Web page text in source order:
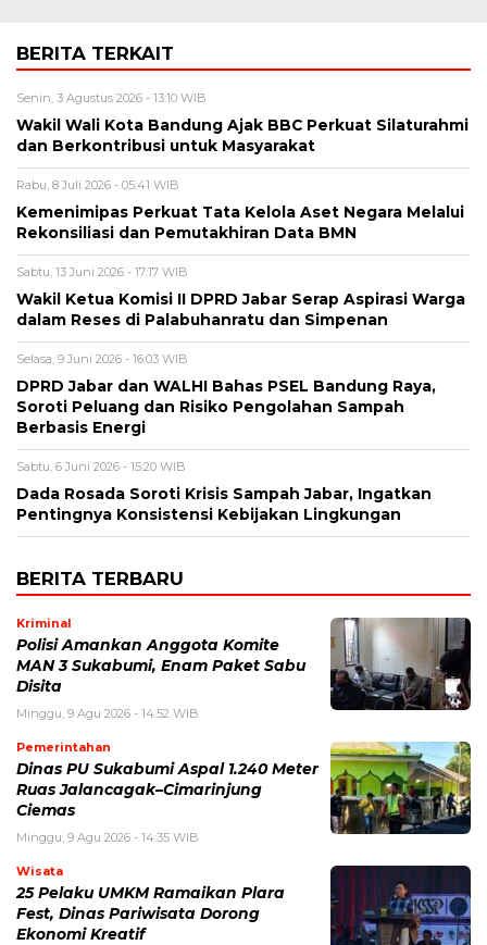
BERITA TERKAIT
Senin, 3 Agustus 2026 - 13:10 WIB
Wakil Wali Kota Bandung Ajak BBC Perkuat Silaturahmi
dan Berkontribusi untuk Masyarakat
Rabu, 8 Juli 2026 - 05:41 WIB
Kemenimipas Perkuat Tata Kelola Aset Negara Melalui
Rekonsiliasi dan Pemutakhiran Data BMN
Sabtu, 13 Juni 2026 - 17:17 WIB
Wakil Ketua Komisi II DPRD Jabar Serap Aspirasi Warga
dalam Reses di Palabuhanratu dan Simpenan
Selasa, 9 Juni 2026 - 16:03 WIB
DPRD Jabar dan WALHI Bahas PSEL Bandung Raya,
Soroti Peluang dan Risiko Pengolahan Sampah
Berbasis Energi
Sabtu, 6 Juni 2026 - 15:20 WIB
Dada Rosada Soroti Krisis Sampah Jabar, Ingatkan
Pentingnya Konsistensi Kebijakan Lingkungan
BERITA TERBARU
Kriminal
Polisi Amankan Anggota Komite
MAN 3 Sukabumi, Enam Paket Sabu
Disita
Minggu, 9 Agu 2026 - 14:52 WIB
Pemerintahan
Dinas PU Sukabumi Aspal 1.240 Meter
Ruas Jalancagak–Cimarinjung
Ciemas
Minggu, 9 Agu 2026 - 14:35 WIB
Wisata
25 Pelaku UMKM Ramaikan Plara
Fest, Dinas Pariwisata Dorong
Ekonomi Kreatif